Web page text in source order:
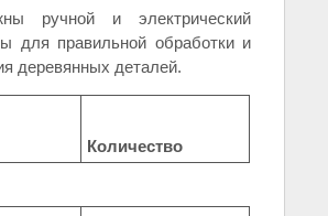
ручной и электрический
для правильной обработки и
деревянных деталей.
Количество